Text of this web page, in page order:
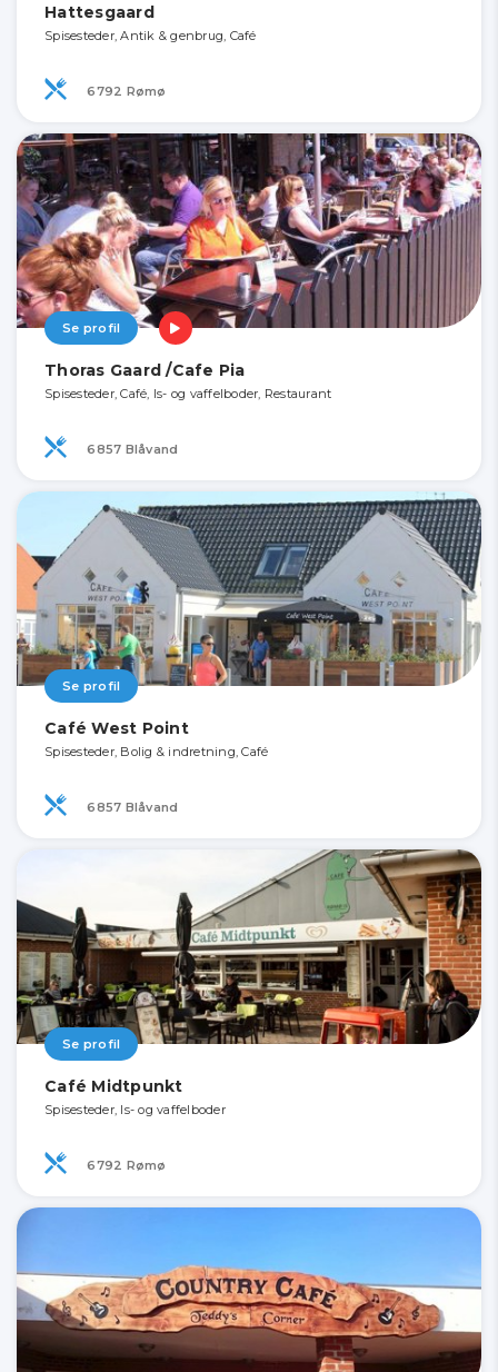
Hattesgaard
Spisesteder, Antik & genbrug, Café
6792 Rømø
Se profil
Thoras Gaard /Cafe Pia
Spisesteder, Café, Is- og vaffelboder, Restaurant
6857 Blåvand
Se profil
Café West Point
Spisesteder, Bolig & indretning, Café
6857 Blåvand
Se profil
Café Midtpunkt
Spisesteder, Is- og vaffelboder
6792 Rømø